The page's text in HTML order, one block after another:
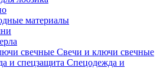
материалы
Свечи и ключи свечные
Спецодежда и